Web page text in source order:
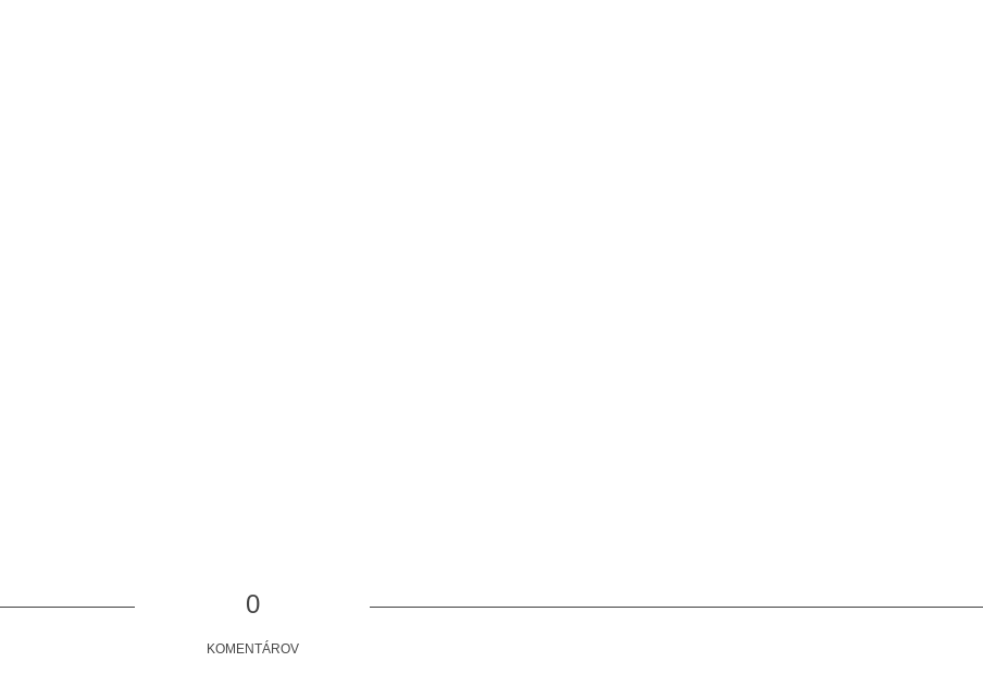
0
KOMENTÁROV